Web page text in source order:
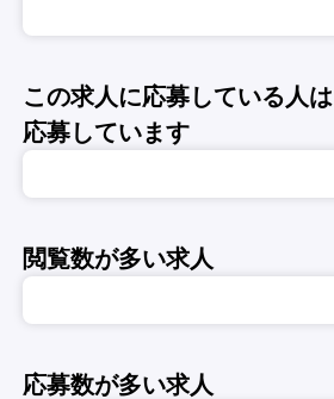
この求人に応募している人
応募しています
閲覧数が多い求人
応募数が多い求人